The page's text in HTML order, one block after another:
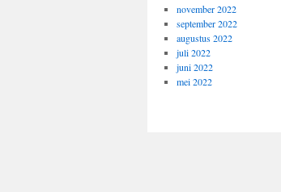
november 2022
september 2022
augustus 2022
juli 2022
juni 2022
mei 2022